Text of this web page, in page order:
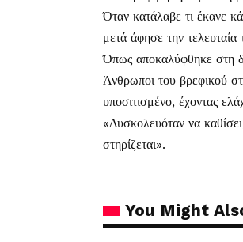
Όταν κατάλαβε τι έκανε
μετά άφησε την τελευταία
Όπως αποκαλύφθηκε στη
Άνθρωποι του βρεφικού
υποσιτισμένο, έχοντας
«Δυσκολευόταν να
στηρίζεται».
You Might